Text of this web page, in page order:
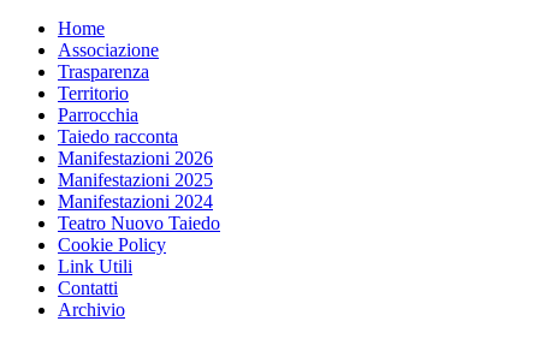
Home
Associazione
Trasparenza
Territorio
Parrocchia
Taiedo racconta
Manifestazioni 2026
Manifestazioni 2025
Manifestazioni 2024
Teatro Nuovo Taiedo
Cookie Policy
Link Utili
Contatti
Archivio